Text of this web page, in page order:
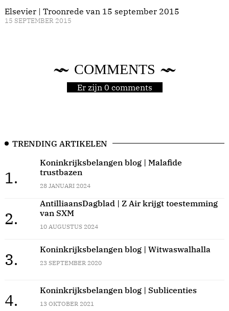
Elsevier | Troonrede van 15 september 2015
15 SEPTEMBER 2015
COMMENTS
Er zijn 0 comments
TRENDING ARTIKELEN
1.
Koninkrijksbelangen blog | Malafide
trustbazen
28 JANUARI 2024
2.
AntilliaansDagblad | Z Air krijgt toestemming
van SXM
10 AUGUSTUS 2024
3.
Koninkrijksbelangen blog | Witwaswalhalla
23 SEPTEMBER 2020
4.
Koninkrijksbelangen blog | Sublicenties
13 OKTOBER 2021